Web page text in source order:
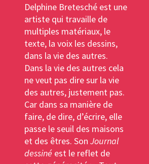
Delphine Bretesché est une
artiste qui travaille de
multiples matériaux, le
texte, la voix les dessins,
dans la vie des autres.
Dans la vie des autres cela
ne veut pas dire sur la vie
des autres, justement pas.
Car dans sa manière de
faire, de dire, d’écrire, elle
passe le seuil des maisons
et des êtres. SonJournal
dessiné est le reflet de